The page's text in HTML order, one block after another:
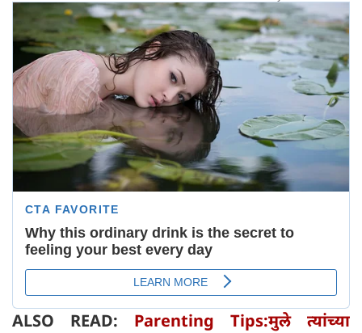
ALSO READ: Parenting Tips:मुले त्यांच्या